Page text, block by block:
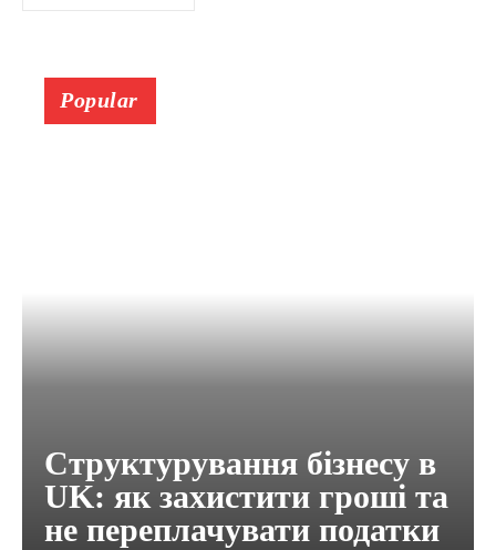
Popular
Структурування бізнесу в
UK: як захистити гроші та
не переплачувати податки